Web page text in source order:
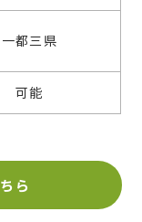
一都三県
可能
ら